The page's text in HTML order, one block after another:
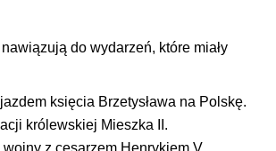
do wydarzeń, które miały
księcia Brzetysława na Polskę.
królewskiej Mieszka II.
z cesarzem Henrykiem V.